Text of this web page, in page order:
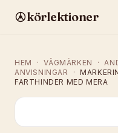
körlektioner
HEM · VÄGMÄRKEN ·
ANVISNINGAR
·
FARTHINDER MED MERA